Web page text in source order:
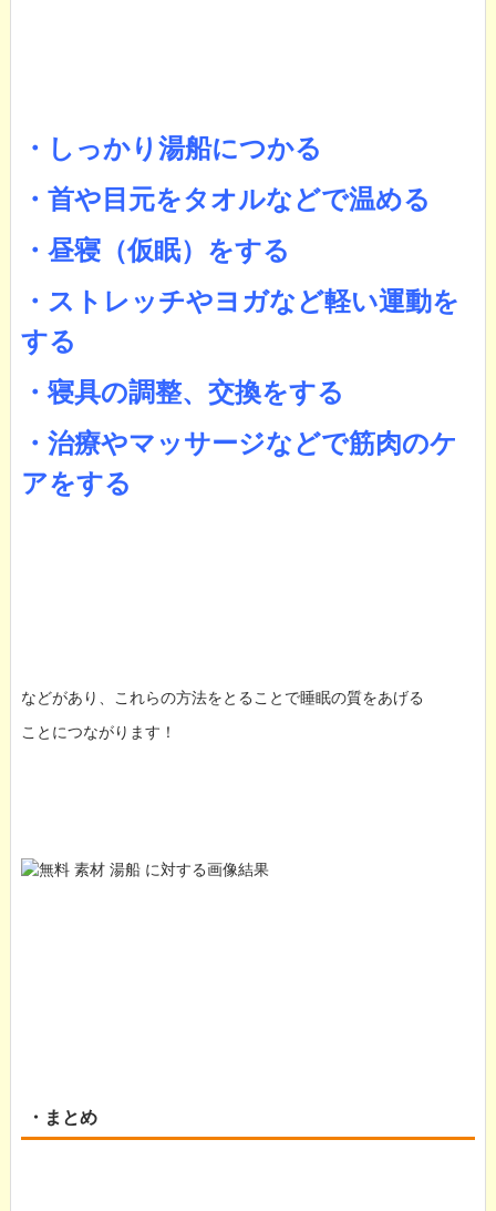
・しっかり湯船につかる
・首や目元をタオルなどで温める
・昼寝（仮眠）をする
・ストレッチやヨガなど軽い運動を
する
・寝具の調整、交換をする
・治療やマッサージなどで筋肉のケ
アをする
などがあり、これらの方法をとることで睡眠の質をあげる
ことにつながります！
・まとめ